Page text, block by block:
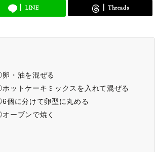
LINE Threads
・油を混ぜる
ットケーキミックスを入れて混ぜる
個に分けて卵型に丸める
ーブンで焼く